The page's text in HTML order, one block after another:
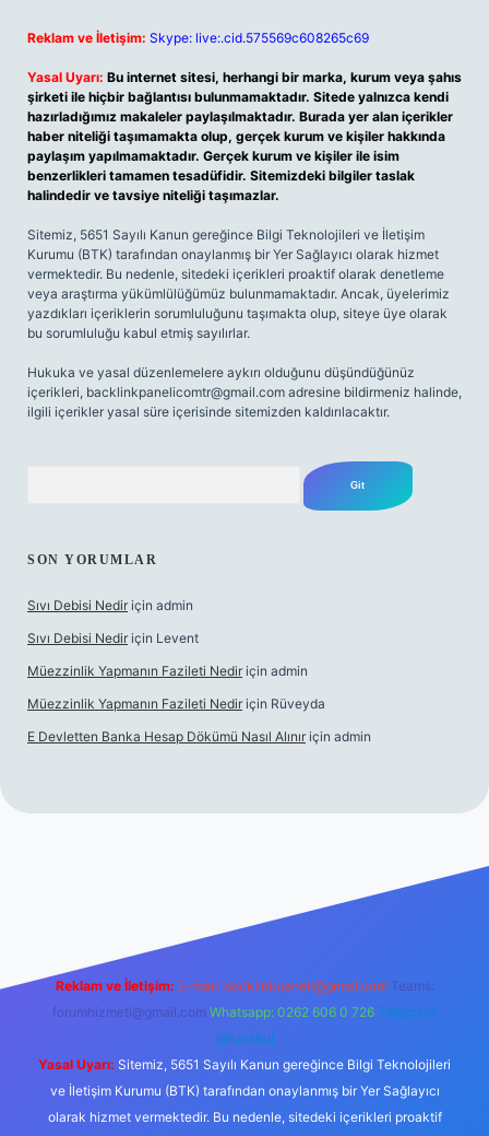
Reklam ve İletişim: Skype: live:.cid.575569c608265c69
Yasal Uyarı: Bu internet sitesi, herhangi bir marka, kurum veya şahıs
şirketi ile hiçbir bağlantısı bulunmamaktadır. Sitede yalnızca kendi
hazırladığımız makaleler paylaşılmaktadır. Burada yer alan içerikler
haber niteliği taşımamakta olup, gerçek kurum ve kişiler hakkında
paylaşım yapılmamaktadır. Gerçek kurum ve kişiler ile isim
benzerlikleri tamamen tesadüfidir. Sitemizdeki bilgiler taslak
halindedir ve tavsiye niteliği taşımazlar.
Sitemiz, 5651 Sayılı Kanun gereğince Bilgi Teknolojileri ve İletişim
Kurumu (BTK) tarafından onaylanmış bir Yer Sağlayıcı olarak hizmet
vermektedir. Bu nedenle, sitedeki içerikleri proaktif olarak denetleme
veya araştırma yükümlülüğümüz bulunmamaktadır. Ancak, üyelerimiz
yazdıkları içeriklerin sorumluluğunu taşımakta olup, siteye üye olarak
bu sorumluluğu kabul etmiş sayılırlar.
Hukuka ve yasal düzenlemelere aykırı olduğunu düşündüğünüz
içerikleri, backlinkpanelicomtr@gmail.com adresine bildirmeniz halinde,
ilgili içerikler yasal süre içerisinde sitemizden kaldırılacaktır.
SON YORUMLAR
Sıvı Debisi Nedir için admin
Sıvı Debisi Nedir için Levent
Müezzinlik Yapmanın Fazileti Nedir için admin
Müezzinlik Yapmanın Fazileti Nedir için Rüveyda
E Devletten Banka Hesap Dökümü Nasıl Alınır için admin
Reklam ve İletişim: E-mail: backlinkpaneli@gmail.com Teams:
forumhizmeti@gmail.com Whatsapp: 0262 606 0 726 Telegram:
@karabul
Yasal Uyarı: Sitemiz, 5651 Sayılı Kanun gereğince Bilgi Teknolojileri
ve İletişim Kurumu (BTK) tarafından onaylanmış bir Yer Sağlayıcı
olarak hizmet vermektedir. Bu nedenle, sitedeki içerikleri proaktif